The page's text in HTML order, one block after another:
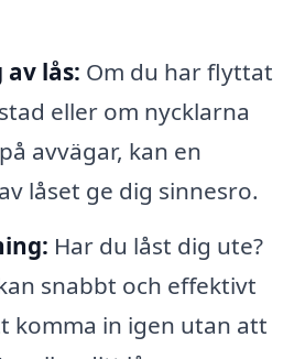
lås: Om du har flyttat
eller om nycklarna
avvägar, kan en
låset ge dig sinnesro.
Har du låst dig ute?
snabbt och effektivt
komma in igen utan att